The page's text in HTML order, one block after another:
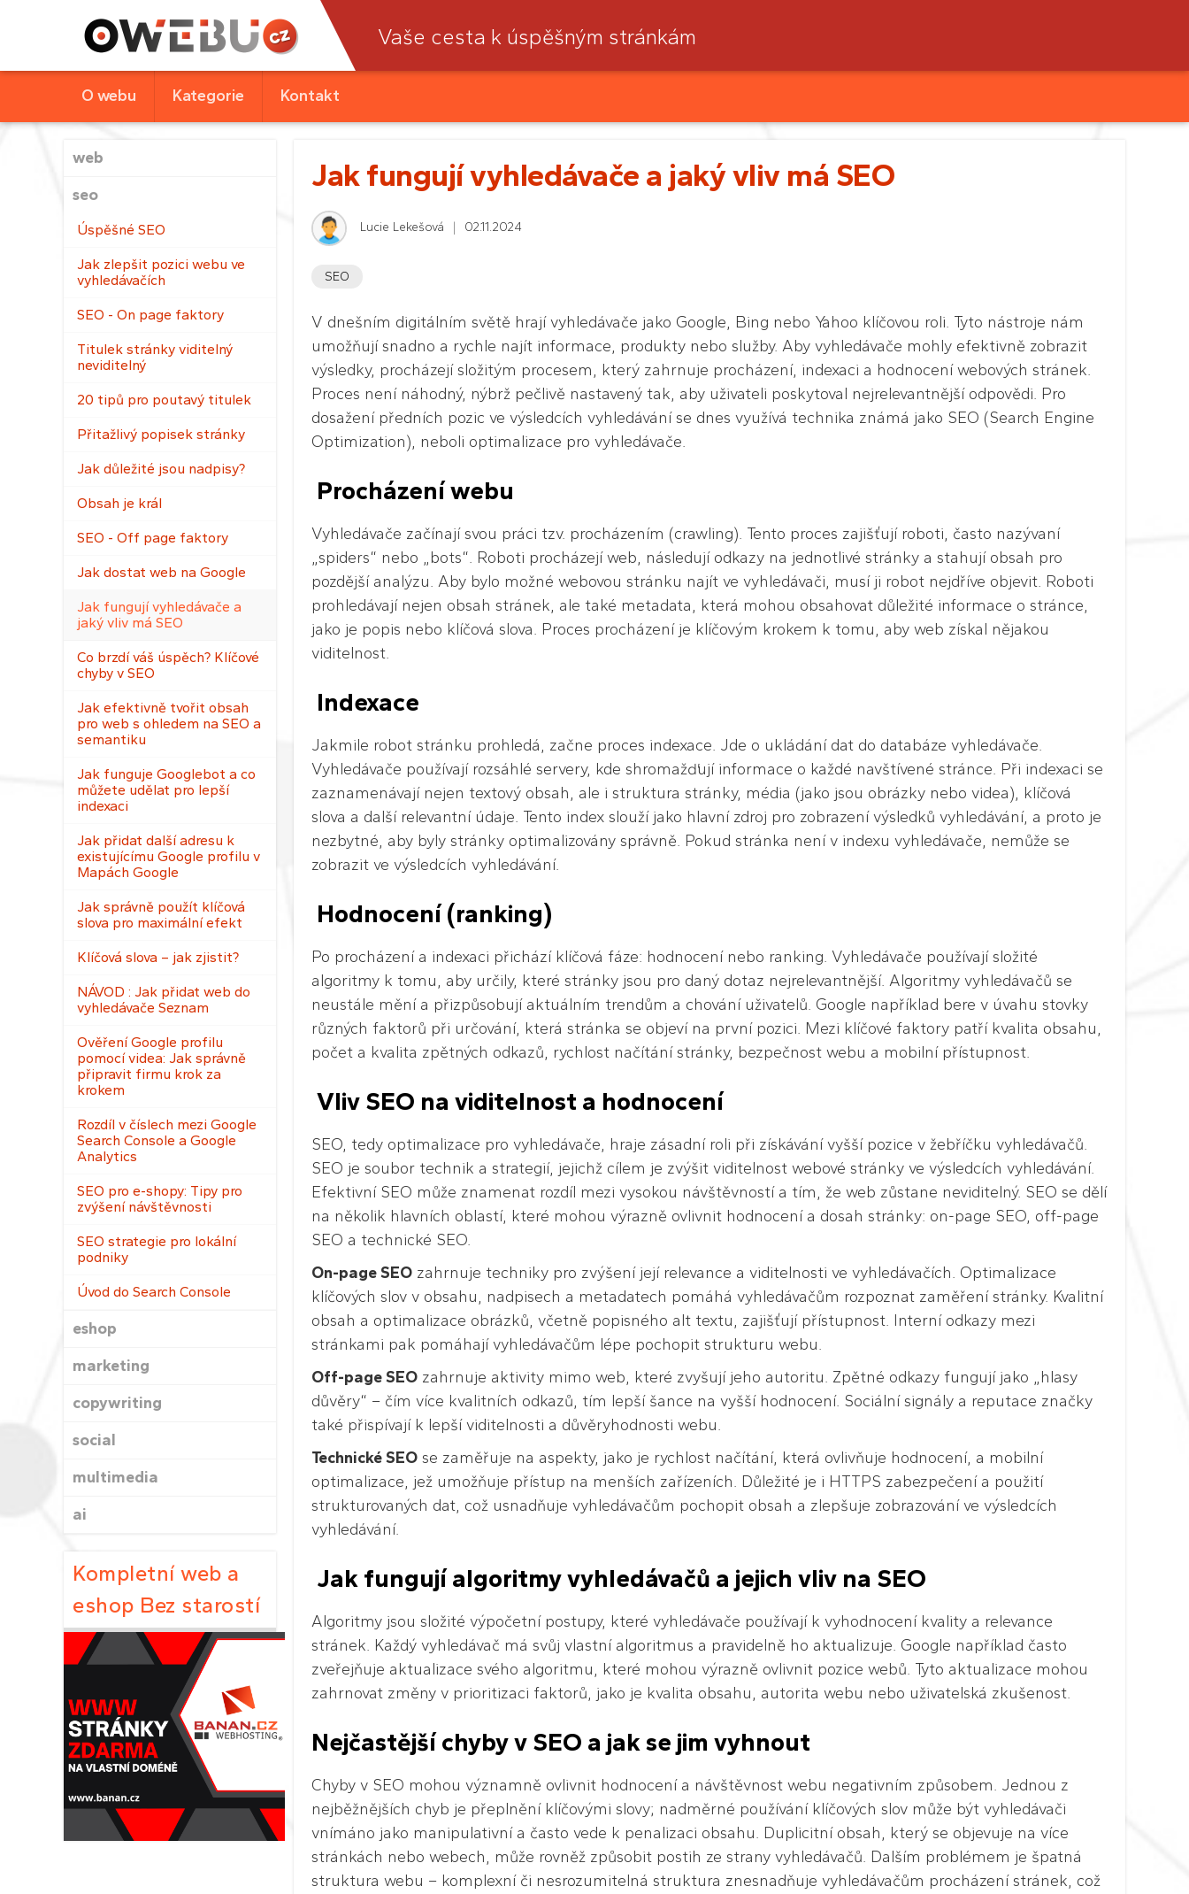
Vaše cesta k úspěšným stránkám
O webu Kategorie Kontakt
web
seo
Úspěšné SEO
Jak zlepšit pozici webu ve
vyhledávačích
SEO - On page faktory
Titulek stránky viditelný
neviditelný
20 tipů pro poutavý titulek
Přitažlivý popisek stránky
Jak důležité jsou nadpisy?
Obsah je král
SEO - Off page faktory
Jak dostat web na Google
Jak fungují vyhledávače a
jaký vliv má SEO
Co brzdí váš úspěch? Klíčové
chyby v SEO
Jak efektivně tvořit obsah
pro web s ohledem na SEO a
semantiku
Jak funguje Googlebot a co
můžete udělat pro lepší
indexaci
Jak přidat další adresu k
existujícímu Google profilu v
Mapách Google
Jak správně použít klíčová
slova pro maximální efekt
Klíčová slova – jak zjistit?
NÁVOD : Jak přidat web do
vyhledávače Seznam
Ověření Google profilu
pomocí videa: Jak správně
připravit firmu krok za
krokem
Rozdíl v číslech mezi Google
Search Console a Google
Analytics
SEO pro e-shopy: Tipy pro
zvýšení návštěvnosti
SEO strategie pro lokální
podniky
Úvod do Search Console
eshop
marketing
copywriting
social
multimedia
ai
Kompletní web a
eshop Bez starostí
Jak fungují vyhledávače a jaký vliv má SEO
Lucie Lekešová | 02.11.2024
SEO
V dnešním digitálním světě hrají vyhledávače jako Google, Bing nebo Yahoo klíčovou roli. Tyto nástroje nám
umožňují snadno a rychle najít informace, produkty nebo služby. Aby vyhledávače mohly efektivně zobrazit
výsledky, procházejí složitým procesem, který zahrnuje procházení, indexaci a hodnocení webových stránek.
Proces není náhodný, nýbrž pečlivě nastavený tak, aby uživateli poskytoval nejrelevantnější odpovědi. Pro
dosažení předních pozic ve výsledcích vyhledávání se dnes využívá technika známá jako SEO (Search Engine
Optimization), neboli optimalizace pro vyhledávače.
Procházení webu
Vyhledávače začínají svou práci tzv. procházením (crawling). Tento proces zajišťují roboti, často nazývaní
„spiders“ nebo „bots“. Roboti procházejí web, následují odkazy na jednotlivé stránky a stahují obsah pro
pozdější analýzu. Aby bylo možné webovou stránku najít ve vyhledávači, musí ji robot nejdříve objevit. Roboti
prohledávají nejen obsah stránek, ale také metadata, která mohou obsahovat důležité informace o stránce,
jako je popis nebo klíčová slova. Proces procházení je klíčovým krokem k tomu, aby web získal nějakou
viditelnost.
Indexace
Jakmile robot stránku prohledá, začne proces indexace. Jde o ukládání dat do databáze vyhledávače.
Vyhledávače používají rozsáhlé servery, kde shromažďují informace o každé navštívené stránce. Při indexaci se
zaznamenávají nejen textový obsah, ale i struktura stránky, média (jako jsou obrázky nebo videa), klíčová
slova a další relevantní údaje. Tento index slouží jako hlavní zdroj pro zobrazení výsledků vyhledávání, a proto je
nezbytné, aby byly stránky optimalizovány správně. Pokud stránka není v indexu vyhledávače, nemůže se
zobrazit ve výsledcích vyhledávání.
Hodnocení (ranking)
Po procházení a indexaci přichází klíčová fáze: hodnocení nebo ranking. Vyhledávače používají složité
algoritmy k tomu, aby určily, které stránky jsou pro daný dotaz nejrelevantnější. Algoritmy vyhledávačů se
neustále mění a přizpůsobují aktuálním trendům a chování uživatelů. Google například bere v úvahu stovky
různých faktorů při určování, která stránka se objeví na první pozici. Mezi klíčové faktory patří kvalita obsahu,
počet a kvalita zpětných odkazů, rychlost načítání stránky, bezpečnost webu a mobilní přístupnost.
Vliv SEO na viditelnost a hodnocení
SEO, tedy optimalizace pro vyhledávače, hraje zásadní roli při získávání vyšší pozice v žebříčku vyhledávačů.
SEO je soubor technik a strategií, jejichž cílem je zvýšit viditelnost webové stránky ve výsledcích vyhledávání.
Efektivní SEO může znamenat rozdíl mezi vysokou návštěvností a tím, že web zůstane neviditelný. SEO se dělí
na několik hlavních oblastí, které mohou výrazně ovlivnit hodnocení a dosah stránky: on-page SEO, off-page
SEO a technické SEO.
On-page SEO zahrnuje techniky pro zvýšení její relevance a viditelnosti ve vyhledávačích. Optimalizace
klíčových slov v obsahu, nadpisech a metadatech pomáhá vyhledávačům rozpoznat zaměření stránky. Kvalitní
obsah a optimalizace obrázků, včetně popisného alt textu, zajišťují přístupnost. Interní odkazy mezi
stránkami pak pomáhají vyhledávačům lépe pochopit strukturu webu.
Off-page SEO zahrnuje aktivity mimo web, které zvyšují jeho autoritu. Zpětné odkazy fungují jako „hlasy
důvěry“ – čím více kvalitních odkazů, tím lepší šance na vyšší hodnocení. Sociální signály a reputace značky
také přispívají k lepší viditelnosti a důvěryhodnosti webu.
Technické SEO se zaměřuje na aspekty, jako je rychlost načítání, která ovlivňuje hodnocení, a mobilní
optimalizace, jež umožňuje přístup na menších zařízeních. Důležité je i HTTPS zabezpečení a použití
strukturovaných dat, což usnadňuje vyhledávačům pochopit obsah a zlepšuje zobrazování ve výsledcích
vyhledávání.
Jak fungují algoritmy vyhledávačů a jejich vliv na SEO
Algoritmy jsou složité výpočetní postupy, které vyhledávače používají k vyhodnocení kvality a relevance
stránek. Každý vyhledávač má svůj vlastní algoritmus a pravidelně ho aktualizuje. Google například často
zveřejňuje aktualizace svého algoritmu, které mohou výrazně ovlivnit pozice webů. Tyto aktualizace mohou
zahrnovat změny v prioritizaci faktorů, jako je kvalita obsahu, autorita webu nebo uživatelská zkušenost.
Nejčastější chyby v SEO a jak se jim vyhnout
Chyby v SEO mohou významně ovlivnit hodnocení a návštěvnost webu negativním způsobem. Jednou z
nejběžnějších chyb je přeplnění klíčovými slovy; nadměrné používání klíčových slov může být vyhledávači
vnímáno jako manipulativní a často vede k penalizaci obsahu. Duplicitní obsah, který se objevuje na více
stránkách nebo webech, může rovněž způsobit postih ze strany vyhledávačů. Dalším problémem je špatná
struktura webu – komplexní či nesrozumitelná struktura znesnadňuje vyhledávačům procházení stránek, což